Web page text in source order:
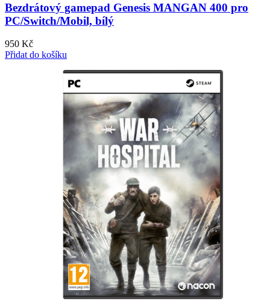
Bezdrátový gamepad Genesis MANGAN 400 pro
PC/Switch/Mobil, bílý
950 Kč
Přidat do košíku